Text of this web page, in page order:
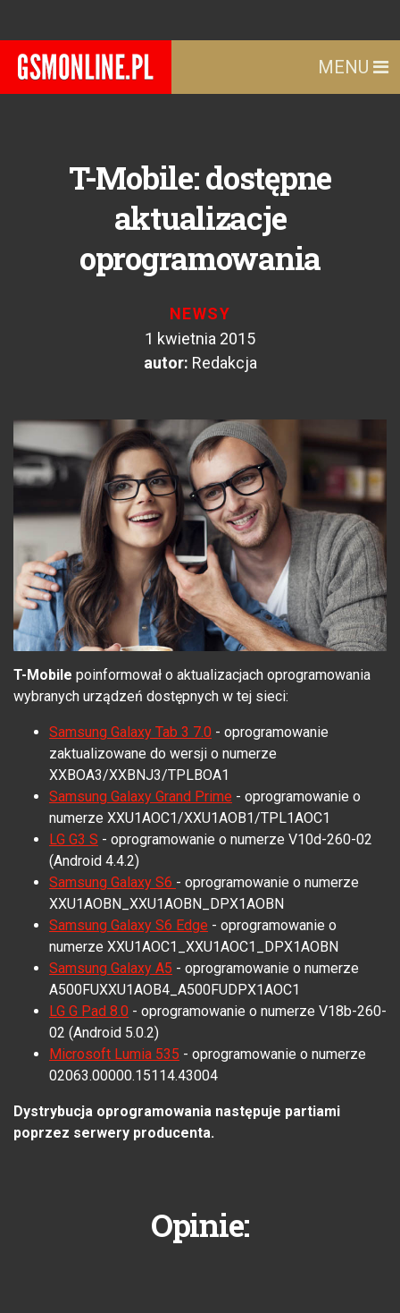
MENU
T-Mobile: dostępne
aktualizacje
oprogramowania
NEWSY
1 kwietnia 2015
autor: Redakcja
T-Mobile poinformował o aktualizacjach oprogramowania
wybranych urządzeń dostępnych w tej sieci:
Samsung Galaxy Tab 3 7.0 - oprogramowanie
zaktualizowane do wersji o numerze
XXBOA3/XXBNJ3/TPLBOA1
Samsung Galaxy Grand Prime - oprogramowanie o
numerze XXU1AOC1/XXU1AOB1/TPL1AOC1
LG G3 S - oprogramowanie o numerze V10d-260-02
(Android 4.4.2)
Samsung Galaxy S6 - oprogramowanie o numerze
XXU1AOBN_XXU1AOBN_DPX1AOBN
Samsung Galaxy S6 Edge - oprogramowanie o
numerze XXU1AOC1_XXU1AOC1_DPX1AOBN
Samsung Galaxy A5 - oprogramowanie o numerze
A500FUXXU1AOB4_A500FUDPX1AOC1
LG G Pad 8.0 - oprogramowanie o numerze V18b-260-
02 (Android 5.0.2)
Microsoft Lumia 535 - oprogramowanie o numerze
02063.00000.15114.43004
Dystrybucja oprogramowania następuje partiami
poprzez serwery producenta.
Opinie: